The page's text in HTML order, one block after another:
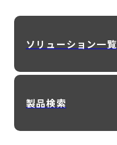
ソリューション一覧
製品検索